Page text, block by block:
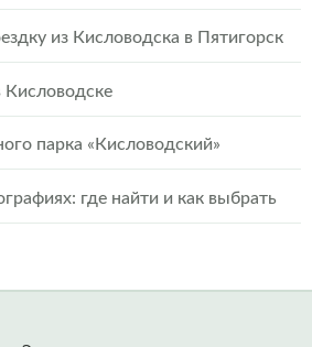
из Кисловодска в Пятигорск
Кисловодске
парка «Кисловодский»
где найти и как выбрать